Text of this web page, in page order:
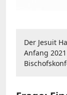
Der Jesuit
Anfang